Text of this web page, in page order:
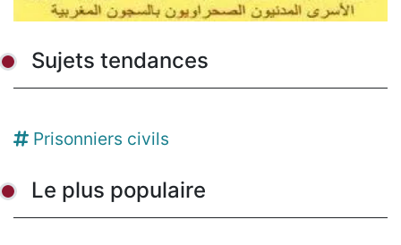
Sujets tendances
Prisonniers civils
Le plus populaire